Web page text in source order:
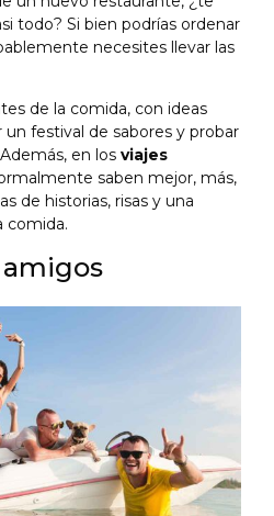
todo? Si bien podrías ordenar
necesites llevar las
de la comida, con ideas
festival de sabores y probar
en los viajes
saben mejor, más,
de historias, risas y una
comida.
amigos